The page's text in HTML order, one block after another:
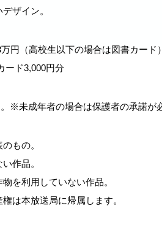
ザイン。
円（高校生以下の場合は図書カード
ード3,000円分
※未成年者の場合は保護者の承諾が
もの。
作品。
を利用していない作品。
は本放送局に帰属します。